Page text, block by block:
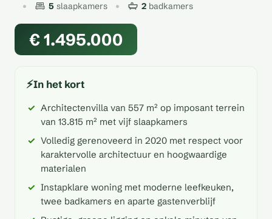
5 slaapkamers 2 badkamers
€ 1.495.000
⚡In het kort
Architectenvilla van 557 m² op imposant terrein
van 13.815 m² met vijf slaapkamers
Volledig gerenoveerd in 2020 met respect voor
karaktervolle architectuur en hoogwaardige
materialen
Instapklare woning met moderne leefkeuken,
twee badkamers en aparte gastenverblijf